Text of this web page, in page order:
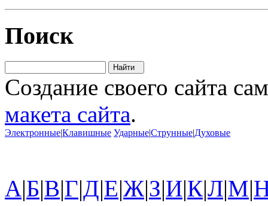
Поиск
Создание своего сайта
макета сайта.
Электронные|Клавишные Ударные|Струнные|Духовые
А|Б|В|Г|Д|Е|Ж|З|И|К|Л|М|